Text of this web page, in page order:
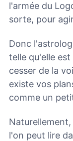
l'armée du
sorte, pour
Donc
telle qu'elle
cesser de la
existe vos
comme un
l'on peut lire